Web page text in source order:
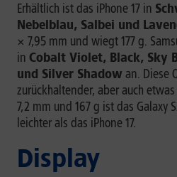
Erhältlich ist das iPhone 17 in
Nebelblau, Salbei und
× 7,95 mm und wiegt 177 g.
in Cobalt Violet, Black, Sky
und Silver Shadow an. Diese
zurückhaltender, aber auch
7,2 mm und 167 g ist das Galaxy
leichter als das iPhone 17.
Display